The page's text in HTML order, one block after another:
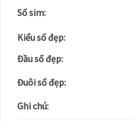
Số sim:
Kiểu số đẹp:
Đầu số đẹp:
Đuôi số đẹp:
Ghi chú: